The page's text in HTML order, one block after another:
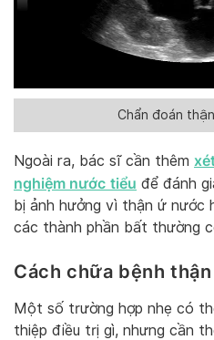
Chẩn đoán
Ngoài ra, bác sĩ cần thêm
nghiệm nước tiểu để đánh
bị ảnh hưởng vì thận ứ nước
các thành phần bất thường
Cách chữa bệnh
Một số trường hợp nhẹ có
thiệp điều trị gì, nhưng cần